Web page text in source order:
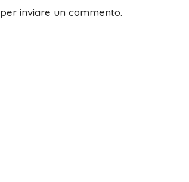
per inviare un commento.